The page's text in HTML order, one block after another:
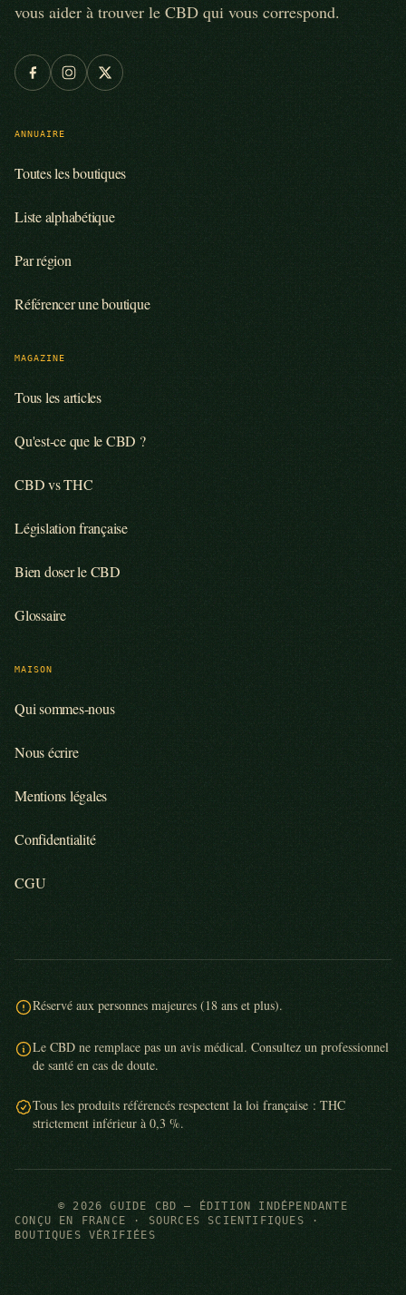
vous aider à trouver le CBD qui vous correspond.
ANNUAIRE
Toutes les boutiques
Liste alphabétique
Par région
Référencer une boutique
MAGAZINE
Tous les articles
Qu'est-ce que le CBD ?
CBD vs THC
Législation française
Bien doser le CBD
Glossaire
MAISON
Qui sommes-nous
Nous écrire
Mentions légales
Confidentialité
CGU
Réservé aux personnes majeures (18 ans et plus).
Le CBD ne remplace pas un avis médical. Consultez un professionnel
de santé en cas de doute.
Tous les produits référencés respectent la loi française : THC
strictement inférieur à 0,3 %.
© 2026 GUIDE CBD — ÉDITION INDÉPENDANTE
CONÇU EN FRANCE · SOURCES SCIENTIFIQUES ·
BOUTIQUES VÉRIFIÉES